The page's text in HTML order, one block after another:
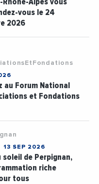
vous le 24
2026
au Forum National
et Fondations
13 SEP 2026
soleil de Perpignan,
riche
tous